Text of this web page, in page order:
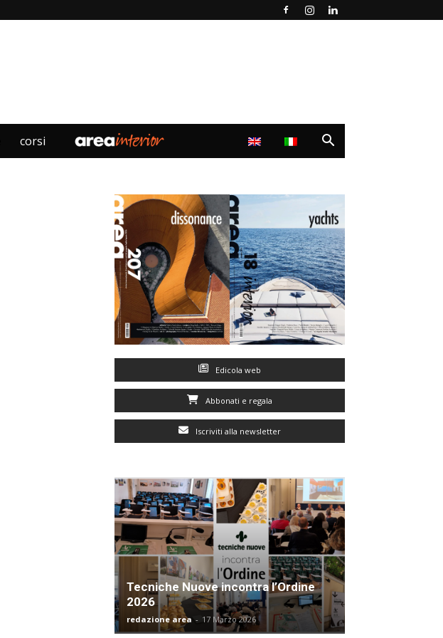
corsi
Edicola web
Abbonati e regala
Iscriviti alla newsletter
Tecniche Nuove incontra l’Ordine
2026
redazione area - 17 Marzo 2026